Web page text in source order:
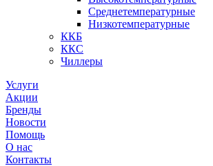
Среднетемпературные
Низкотемпературные
ККБ
ККС
Чиллеры
Услуги
Акции
Бренды
Новости
Помощь
О нас
Контакты